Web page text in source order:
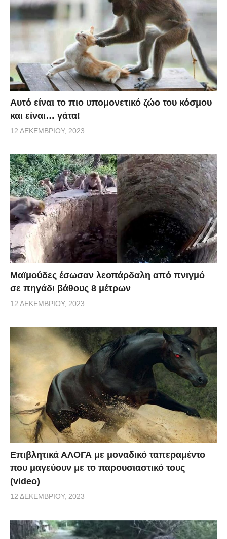
Αυτό είναι το πιο υπομονετικό ζώο του κόσμου
και είναι… γάτα!
12 ΔΕΚΕΜΒΡΊΟΥ, 2023
Μαϊμούδες έσωσαν λεοπάρδαλη από πνιγμό
σε πηγάδι βάθους 8 μέτρων
12 ΔΕΚΕΜΒΡΊΟΥ, 2023
Επιβλητικά ΑΛΟΓΑ με μοναδικό ταπεραμέντο
που μαγεύουν με το παρουσιαστικό τους
(video)
12 ΔΕΚΕΜΒΡΊΟΥ, 2023